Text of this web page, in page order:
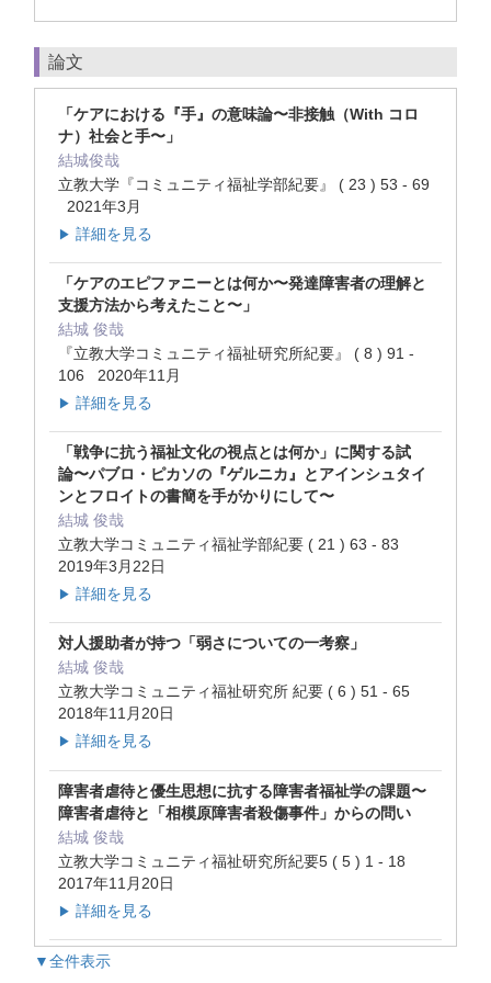
論文
「ケアにおける『手』の意味論〜非接触（With コロ
ナ）社会と手〜」
結城俊哉
立教大学『コミュニティ福祉学部紀要』 ( 23 ) 53 - 69
2021年3月
▶ 詳細を見る
「ケアのエピファニーとは何か〜発達障害者の理解と
支援方法から考えたこと〜」
結城 俊哉
『立教大学コミュニティ福祉研究所紀要』 ( 8 ) 91 -
106 2020年11月
▶ 詳細を見る
「戦争に抗う福祉文化の視点とは何か」に関する試
論〜パブロ・ピカソの『ゲルニカ』とアインシュタイ
ンとフロイトの書簡を手がかりにして〜
結城 俊哉
立教大学コミュニティ福祉学部紀要 ( 21 ) 63 - 83
2019年3月22日
▶ 詳細を見る
対人援助者が持つ「弱さについての一考察」
結城 俊哉
立教大学コミュニティ福祉研究所 紀要 ( 6 ) 51 - 65
2018年11月20日
▶ 詳細を見る
障害者虐待と優生思想に抗する障害者福祉学の課題〜
障害者虐待と「相模原障害者殺傷事件」からの問い
結城 俊哉
立教大学コミュニティ福祉研究所紀要5 ( 5 ) 1 - 18
2017年11月20日
▶ 詳細を見る
▼全件表示